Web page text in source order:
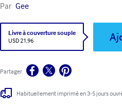
Par Gee
Livre à couverture souple
USD 21,96
Partager
Habituellement imprimé en 3-5 jours